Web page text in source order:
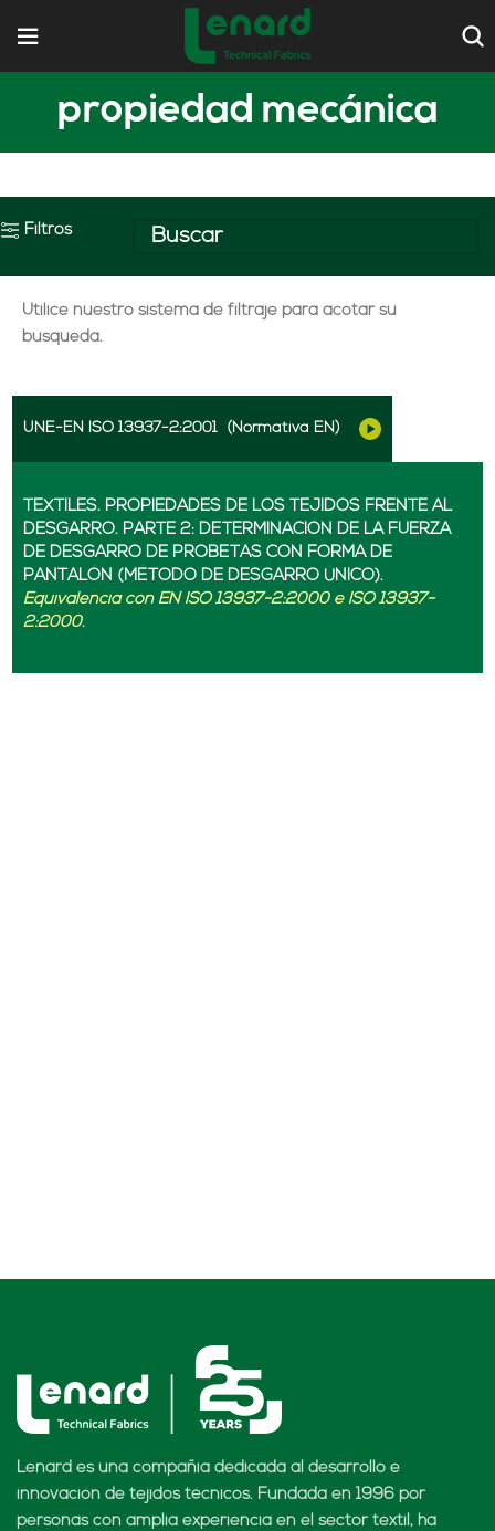
propiedad mecánica
Filtros
Utilice nuestro sistema de filtraje para acotar su
búsqueda.
UNE-EN ISO 13937-2:2001 (Normativa EN)
TEXTILES. PROPIEDADES DE LOS TEJIDOS FRENTE AL
DESGARRO. PARTE 2: DETERMINACIÓN DE LA FUERZA
DE DESGARRO DE PROBETAS CON FORMA DE
PANTALÓN (MÉTODO DE DESGARRO ÚNICO).
Equivalencia con EN ISO 13937-2:2000 e ISO 13937-
2:2000.
Lenard es una compañía dedicada al desarrollo e
innovación de tejidos técnicos. Fundada en 1996 por
personas con amplia experiencia en el sector textil, ha